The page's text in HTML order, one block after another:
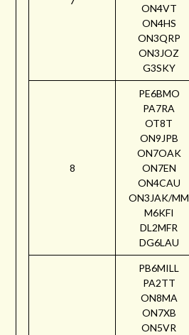
ON4VT
ON4HS
ON3QRP
ON3JOZ
G3SKY
8
PE6BMO
PA7RA
OT8T
ON9JPB
ON7OAK
ON7EN
ON4CAU
ON3JAK/MM
M6KFI
DL2MFR
DG6LAU
PB6MILL
PA2TT
ON8MA
ON7XB
ON5VR